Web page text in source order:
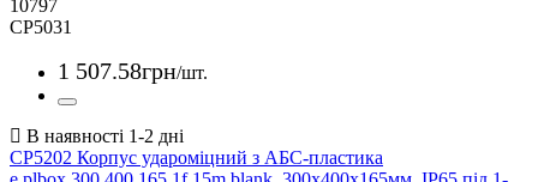
10797
CP5031
1 507.58грн/шт.
CP5202 Корпус удароміцний з АБС-пластика